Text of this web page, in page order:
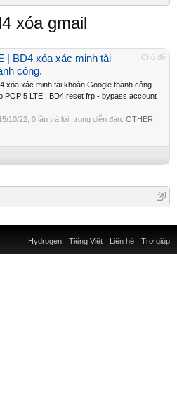
xóa gmail
Chủ đề
| BD4 xóa xác minh tài
công.
xóa xác minh tài khoản Google thành công
POP 5 LTE | BD4 reset frp - bypass account
10/22 , 0 lần trả lời, trong diễn đàn: OTHER
Liên hệ Trợ giúp
Hydrogen Tiếng Việt